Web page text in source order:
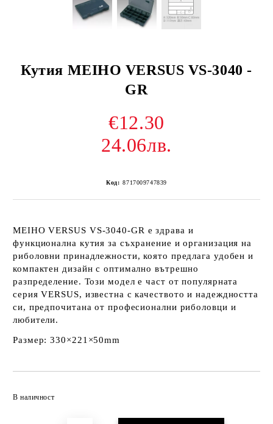
Кутия MEIHO VERSUS VS-3040 -
GR
€12.30
24.06лв.
Код: 8717009747839
MEIHO VERSUS VS-3040-GR е здрава и
функционална кутия за съхранение и организация на
риболовни принадлежности, която предлага удобен и
компактен дизайн с оптимално вътрешно
разпределение. Този модел е част от популярната
серия VERSUS, известна с качеството и надеждността
си, предпочитана от професионални риболовци и
любители.
Размер: 330×221×50mm
В наличност